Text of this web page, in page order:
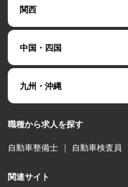
関西
中国・四国
九州・沖縄
職種から求人を探す
自動車整備士 ｜ 自動車検査員
関連サイト